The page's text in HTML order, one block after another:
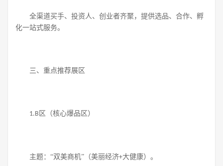
全渠道买手、投资人、创业者齐聚，提供选品、合作、孵
化一站式服务。
三、重点推荐展区
1.B 区（核心爆品区）
主题： “双美商机”（美丽经济+大健康）。